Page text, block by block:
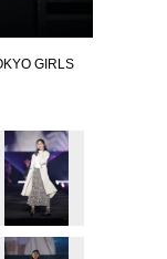
GIRLS